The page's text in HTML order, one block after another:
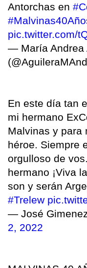
Antorchas en
pic.twitter.com/
— María Andrea
En este día tan
mi hermano
Malvinas y para
héroe. Siempre
orgulloso de
hermano ¡Viva
son y serán
#Trelew
— José
2, 2022